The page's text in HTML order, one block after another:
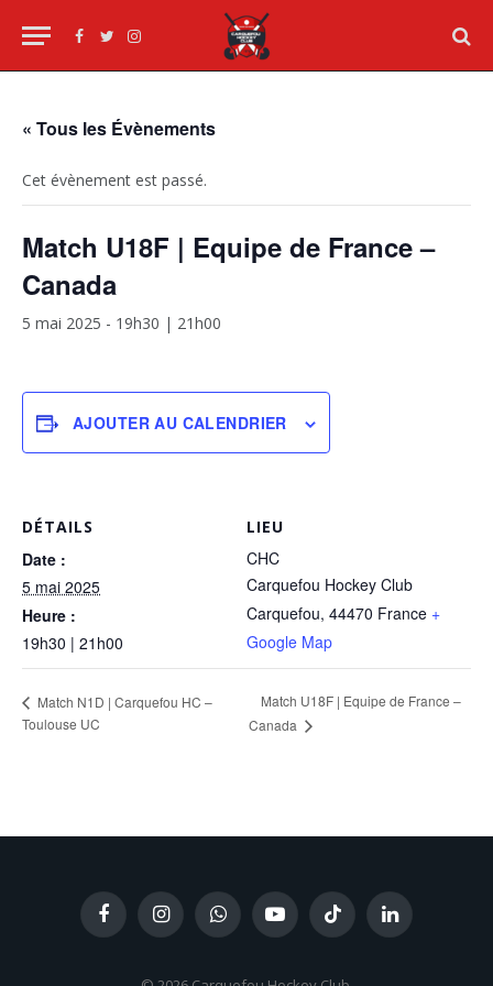
Facebook
TwitterInstagram
« Tous les Évènements
Cet évènement est passé.
Match U18F | Equipe de France –
Canada
5 mai 2025 - 19h30 | 21h00
AJOUTER AU CALENDRIER
DÉTAILS
Date :
5 mai 2025
Heure :
19h30 | 21h00
LIEU
CHC
Carquefou Hockey Club
Carquefou, 44470 France +
Google Map
Match N1D | Carquefou HC –
Toulouse UC
Match U18F | Equipe de France –
Canada
FacebookInstagramWhatsAppYouTubeTikTok LinkedIn